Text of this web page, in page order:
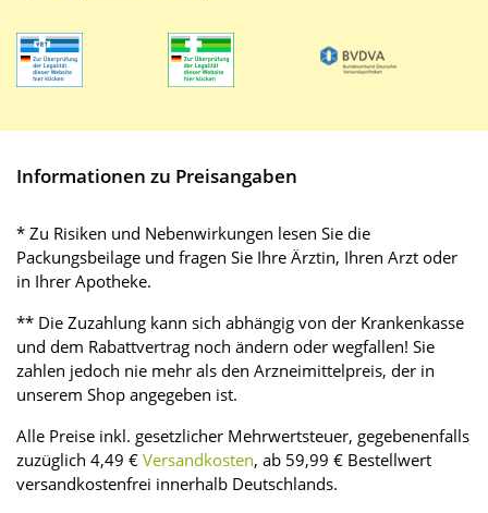
Informationen zu Preisangaben
* Zu Risiken und Nebenwirkungen lesen Sie die
Packungsbeilage und fragen Sie Ihre Ärztin, Ihren Arzt oder
in Ihrer Apotheke.
** Die Zuzahlung kann sich abhängig von der Krankenkasse
und dem Rabattvertrag noch ändern oder wegfallen! Sie
zahlen jedoch nie mehr als den Arzneimittelpreis, der in
unserem Shop angegeben ist.
Alle Preise inkl. gesetzlicher Mehrwertsteuer, gegebenenfalls
zuzüglich 4,49 € Versandkosten, ab 59,99 € Bestellwert
versandkostenfrei innerhalb Deutschlands.